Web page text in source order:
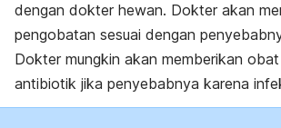
dengan dokter hewan. Dokter akan
pengobatan sesuai dengan
Dokter mungkin akan memberikan
antibiotik jika penyebabnya karena